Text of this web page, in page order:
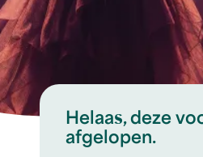
Helaas, deze
afgelopen.